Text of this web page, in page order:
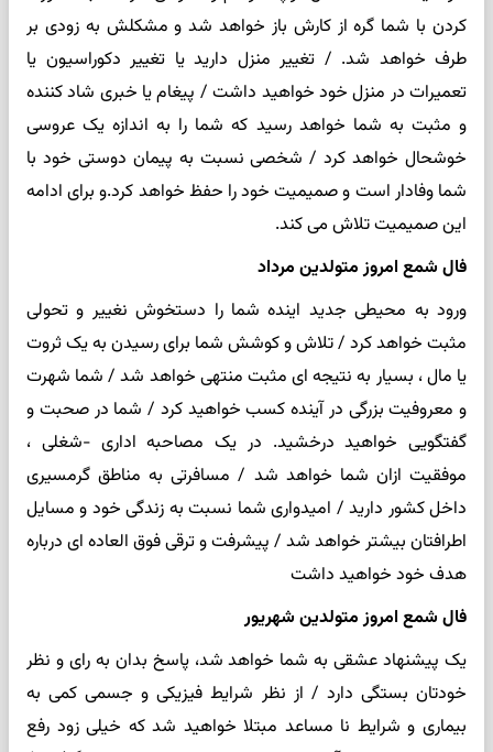
کردن با شما گره از کارش باز خواهد شد و مشکلش به زودی بر
طرف خواهد شد. / تغییر منزل دارید یا تغییر دکوراسیون یا
تعمیرات در منزل خود خواهید داشت / پیغام یا خبری شاد کننده
و مثبت به شما خواهد رسید که شما را به اندازه یک عروسی
خوشحال خواهد کرد / شخصی نسبت به پیمان دوستی خود با
شما وفادار است و صمیمیت خود را حفظ خواهد کرد.و برای ادامه
این صمیمیت تلاش می کند.
فال شمع امروز متولدین مرداد
ورود به محیطی جدید اینده شما را دستخوش نغییر و تحولی
مثبت خواهد کرد / تلاش و کوشش شما برای رسیدن به یک ثروت
یا مال ، بسیار به نتیجه ای مثبت منتهی خواهد شد / شما شهرت
و معروفیت بزرگی در آینده کسب خواهید کرد / شما در صحبت و
گفتگویی خواهید درخشید. در یک مصاحبه اداری -شغلی ،
موفقیت ازان شما خواهد شد / مسافرتی به مناطق گرمسیری
داخل کشور دارید / امیدواری شما نسبت به زندگی خود و مسایل
اطرافتان بیشتر خواهد شد / پیشرفت و ترقی فوق العاده ای درباره
هدف خود خواهید داشت
فال شمع امروز متولدین شهریور
یک پیشنهاد عشقی به شما خواهد شد، پاسخ بدان به رای و نظر
خودتان بستگی دارد / از نظر شرایط فیزیکی و جسمی کمی به
بیماری و شرایط نا مساعد مبتلا خواهید شد که خیلی زود رفع